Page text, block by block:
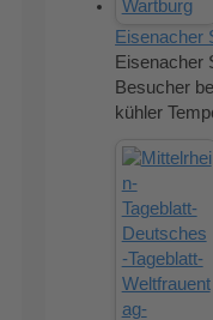
Eisenacher
Eisenacher
Besucher
kühler